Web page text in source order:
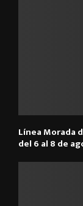
Línea Morada
del 6 al 8 de